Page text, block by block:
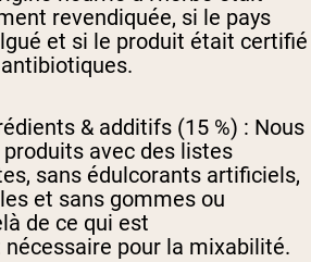
revendiquée, si le pays
et si le produit était certifié
& additifs (15 %) : Nous
avec des listes
sans édulcorants artificiels,
et sans gommes ou
de ce qui est
pour la mixabilité.